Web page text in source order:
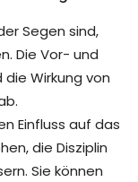
Segen sind,
Die Vor- und
Wirkung von
Einfluss auf das
die Disziplin
Sie können